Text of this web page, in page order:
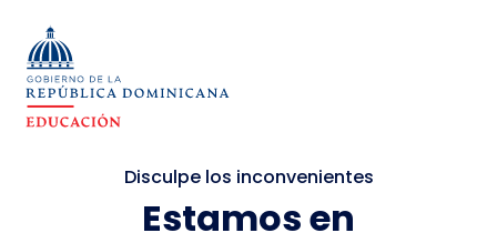
Disculpe los inconvenientes
Estamos en